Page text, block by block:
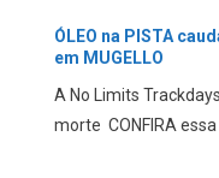
ÓLEO na PISTA
em MUGELLO
A No Limits
morte CONFIRA essa